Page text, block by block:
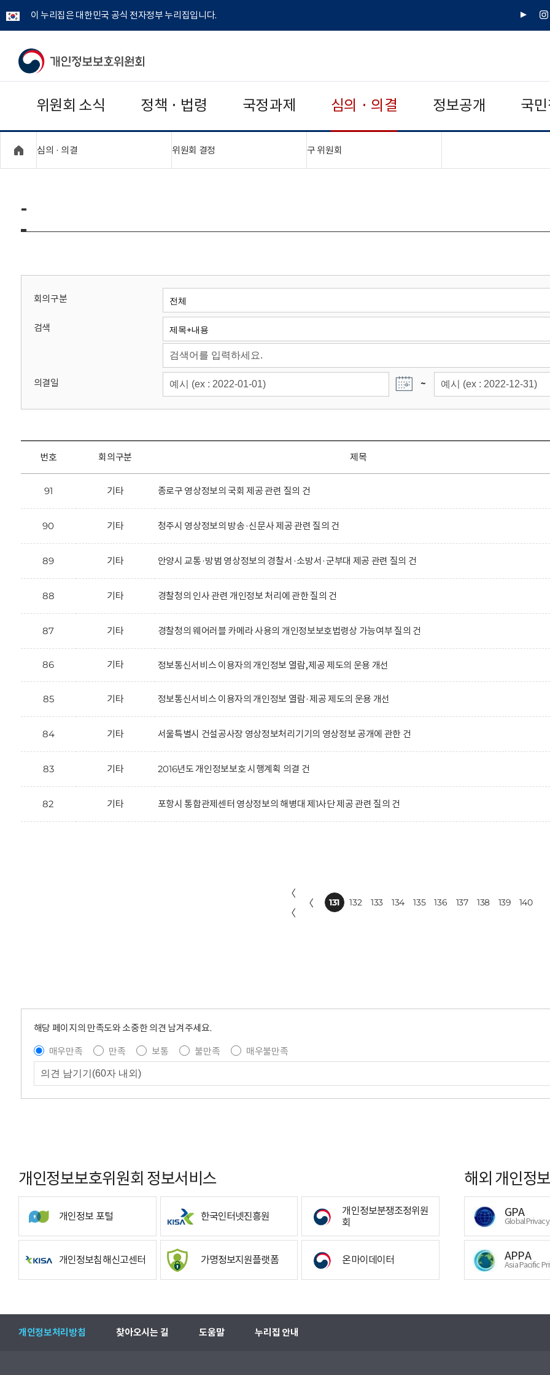
이 누리집은 대한민국 공식 전자정부 누리집입니다.
유
인
개
보
보
위
회
위원회 소식 정책 · 법령 국정과제 심의 · 의결 정보공개 국
심의 · 의결 위원회 결정 구 위원회
-
회의구분
검색
의결일 ~
번호 회의구분 제목
91 기타 종로구 영상정보의 국회 제공 관련 질의 건
90 기타 청주시 영상정보의 방송·신문사 제공 관련 질의 건
89 기타 안양시 교통·방범 영상정보의 경찰서·소방서·군부대 제공 관련 질의 건
88 기타 경찰청의 인사 관련 개인정보 처리에 관한 질의 건
87 기타 경찰청의 웨어러블 카메라 사용의 개인정보보호법령상 가능여부 질의 건
86 기타 정보통신서비스 이용자의 개인정보 열람,제공 제도의 운용 개선
85 기타 정보통신서비스 이용자의 개인정보 열람·제공 제도의 운용 개선
84 기타 서울특별시 건설공사장 영상정보처리기기의 영상정보 공개에 관한 건
83 기타 2016년도 개인정보보호 시행계획 의결 건
82 기타 포항시 통합관제센터 영상정보의 해병대 제1사단 제공 관련 질의 건
〈
〈
〈 131 132 133 134 135 136 137 138 139 140
해당 페이지의 만족도와 소중한 의견 남겨주세요.
매우만족
만족 보통 불만족 매우불만족
개인정보보호위원회 정보서비스
개인정보 포털 한국인터넷진흥원
개인정보분쟁조정위원
회
개인정보침해신고센터 가명정보지원플랫폼 온마이데이터
해외 개인정
GPA
Global
APPA
Asia Pacific
개인정보처리방침 찾아오시는 길 도움말 누리집 안내